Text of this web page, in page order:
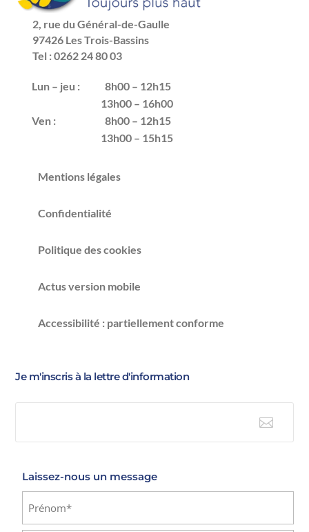
2, rue du Général-de-Gaulle
97426 Les Trois-Bassins
Tel : 0262 24 80 03
Lun – jeu :
8h00 – 12h15
13h00 – 16h00
Ven :
8h00 – 12h15
13h00 – 15h15
Mentions légales
Confidentialité
Politique des cookies
Actus version mobile
Accessibilité : partiellement conforme
Je m'inscris à la lettre d'information

Laissez-nous un message